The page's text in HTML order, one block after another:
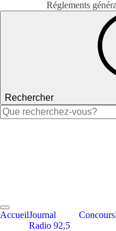
Réglements
Rechercher
Rechercher :
AccueilJournal
Radio 92,5
Concours